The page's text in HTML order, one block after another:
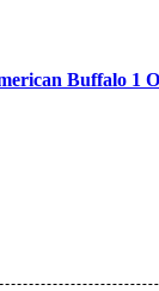
Buffalo 1